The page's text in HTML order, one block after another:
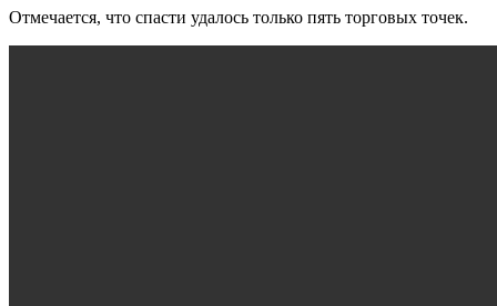
Отмечается, что спасти удалось только пять торговых точек.